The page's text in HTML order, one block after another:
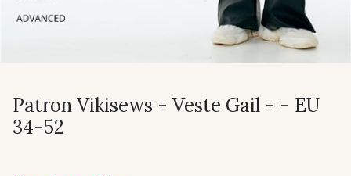
Patron Vikisews - Veste Gail - - EU
34-52